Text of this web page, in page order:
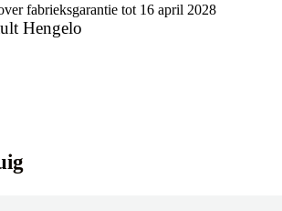
fabrieksgarantie tot 16 april 2028
Hengelo